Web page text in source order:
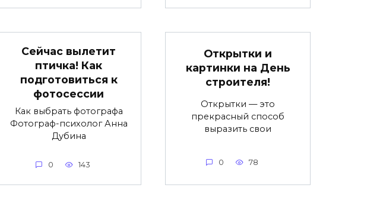
Сейчас вылетит
птичка! Как
подготовиться к
фотосессии
Как выбрать фотографа
Фотограф-психолог Анна
Дубина
0 143
Открытки и
картинки на День
строителя!
Открытки — это
прекрасный способ
выразить свои
0 78